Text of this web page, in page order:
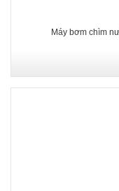
Máy bơm chìm